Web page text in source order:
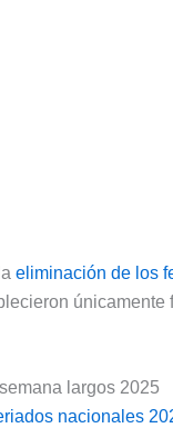
eliminación de los
largos 2025
nacionales